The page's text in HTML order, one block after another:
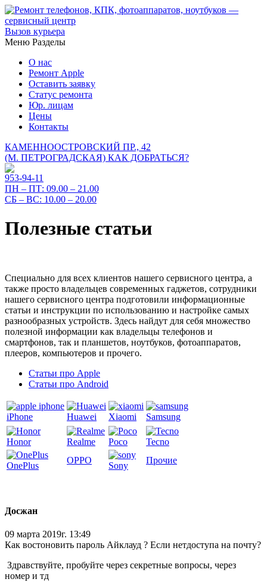
Вызов курьера
Меню Разделы
О нас
Ремонт Apple
Оставить заявку
Статус ремонта
Юр. лицам
Цены
Контакты
КАМЕННООСТРОВСКИЙ ПР., 42
(М. ПЕТРОГРАДСКАЯ) КАК ДОБРАТЬСЯ?
953-94-11
ПН – ПТ: 09.00 – 21.00
СБ – ВС: 10.00 – 20.00
Полезные статьи
Специально для всех клиентов нашего сервисного центра, а
также просто владельцев современных гаджетов, сотрудники
нашего сервисного центра подготовили информационные
статьи и инструкции по использованию и настройке самых
разнообразных устройств. Здесь найдут для себя множество
полезной информации как владельцы телефонов и
смартфонов, так и планшетов, ноутбуков, фотоаппаратов,
плееров, компьютеров и прочего.
Статьи про Apple
Статьи про Android
iPhone Huawei Xiaomi Samsung
Honor Realme Poco Tecno
OnePlus
OPPO
Sony
Прочие
Досжан
09 марта 2019г. 13:49
Как востоновить пароль Айклауд ? Если нетдоступа на почту?
Здравствуйте, пробуйте через секретные вопросы, через
номер и тд